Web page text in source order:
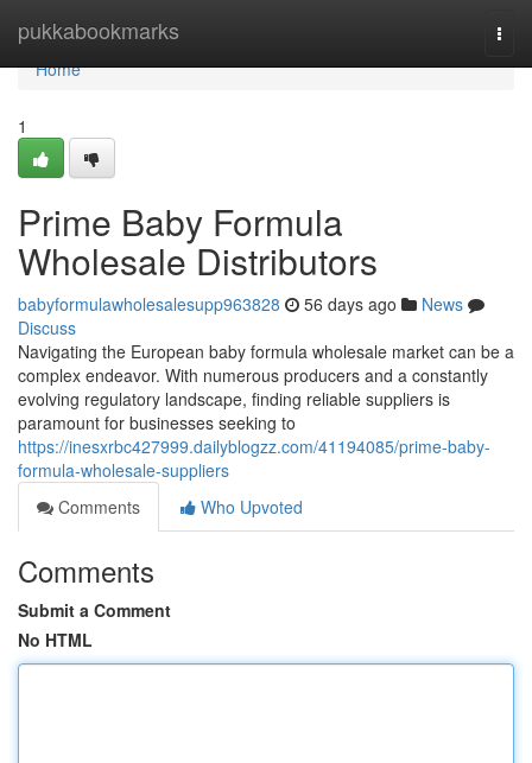
pukkabookmarks
Home
Home
1
Prime Baby Formula
Wholesale Distributors
babyformulawholesalesupp963828 56 days ago
News
Discuss
Navigating the European baby formula wholesale market can be a
complex endeavor. With numerous producers and a constantly
evolving regulatory landscape, finding reliable suppliers is
paramount for businesses seeking to
https://inesxrbc427999.dailyblogzz.com/41194085/prime-baby-
formula-wholesale-suppliers
Comments
Who Upvoted
Comments
Submit a Comment
No HTML